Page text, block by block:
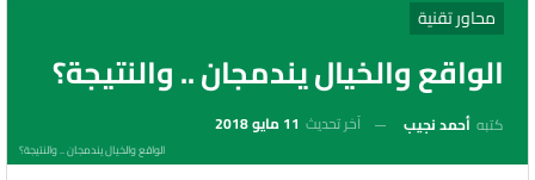
محاور تقنية
الواقع والخيال يندمجان .. والنتيجة؟
كتبه أحمد نجيب آخر تحديث 11 مايو 2018
الواقع والخيال يندمجان .. والنتيجة؟